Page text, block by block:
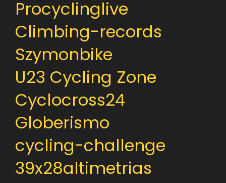
Procyclinglive
Climbing-records
Szymonbike
U23 Cycling Zone
Cyclocross24
Globerismo
cycling-challenge
39x28altimetrias